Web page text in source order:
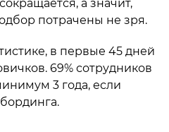
а значит,
потрачены не зря.
в первые 45 дней
69% сотрудников
3 года, если